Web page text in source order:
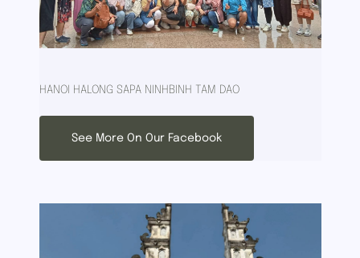
HANOI HALONG SAPA NINHBINH TAM DAO
See More On Our Facebook